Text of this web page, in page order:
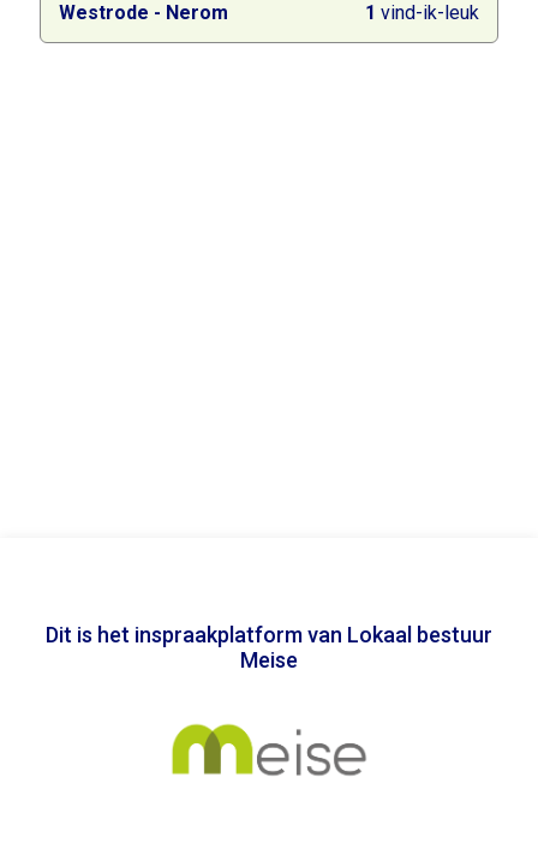
Westrode - Nerom
1 vind-ik-leuk
Dit is het inspraakplatform van Lokaal bestuur
Meise